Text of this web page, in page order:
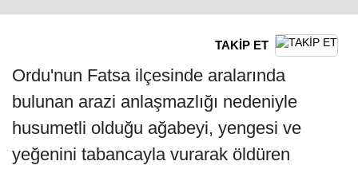
TAKİP ET
Ordu'nun Fatsa ilçesinde aralarında
bulunan arazi anlaşmazlığı nedeniyle
husumetli olduğu ağabeyi, yengesi ve
yeğenini tabancayla vurarak öldüren